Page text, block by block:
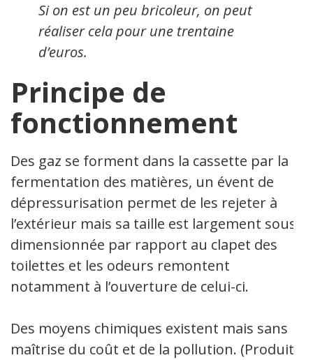
Si on est un peu bricoleur, on peut
réaliser cela pour une trentaine
d’euros.
Principe de
fonctionnement
Des gaz se forment dans la cassette par la
fermentation des matières, un évent de
dépressurisation permet de les rejeter à
l’extérieur mais sa taille est largement sous
dimensionnée par rapport au clapet des
toilettes et les odeurs remontent
notamment à l’ouverture de celui-ci.
Des moyens chimiques existent mais sans
maîtrise du coût et de la pollution. (Produits